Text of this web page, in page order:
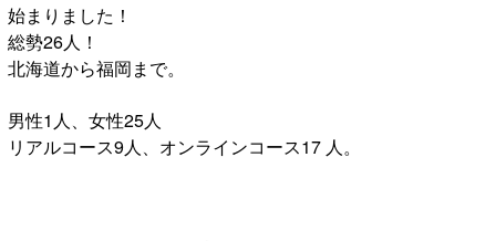
始まりました！
総勢26人！
北海道から福岡まで。
男性1人、女性25人
リアルコース9人、オンラインコース17 人。